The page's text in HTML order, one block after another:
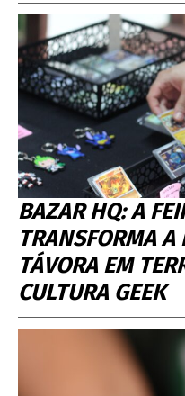
BAZAR HQ: A
TRANSFORMA A
TÁVORA EM
CULTURA GEEK